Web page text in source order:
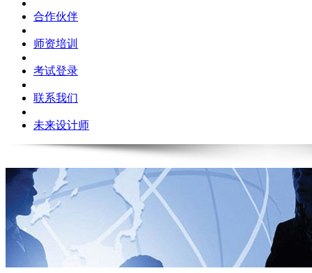
合作伙伴
师资培训
考试登录
联系我们
未来设计师